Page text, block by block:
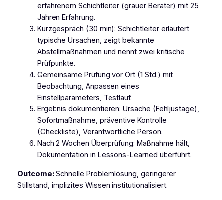
erfahrenem Schichtleiter (grauer Berater) mit 25
Jahren Erfahrung.
Kurzgespräch (30 min): Schichtleiter erläutert
typische Ursachen, zeigt bekannte
Abstellmaßnahmen und nennt zwei kritische
Prüfpunkte.
Gemeinsame Prüfung vor Ort (1 Std.) mit
Beobachtung, Anpassen eines
Einstellparameters, Testlauf.
Ergebnis dokumentieren: Ursache (Fehljustage),
Sofortmaßnahme, präventive Kontrolle
(Checkliste), Verantwortliche Person.
Nach 2 Wochen Überprüfung: Maßnahme hält,
Dokumentation in Lessons‑Learned überführt.
Outcome:Schnelle Problemlösung, geringerer
Stillstand, implizites Wissen institutionalisiert.